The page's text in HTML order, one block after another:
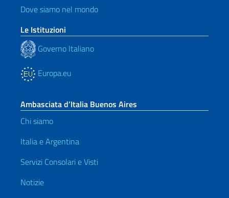
Dove siamo nel mondo
Le Istituzioni
Governo Italiano
Europa.eu
Ambasciata d’Italia Buenos Aires
Chi siamo
Italia e Argentina
Servizi Consolari e Visti
Notizie